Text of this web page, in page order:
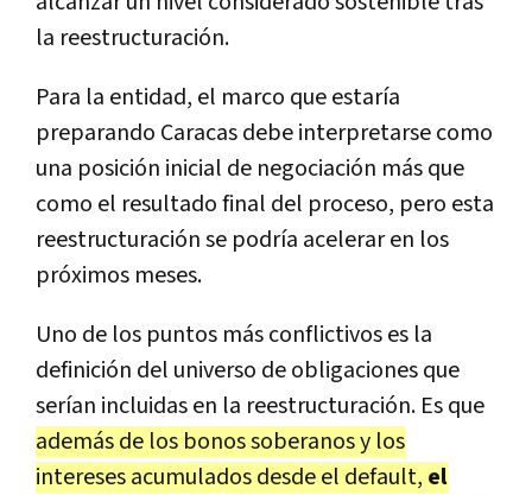
la reestructuración.
Para la entidad, el marco que estaría
preparando Caracas debe interpretarse como
una posición inicial de negociación más que
como el resultado final del proceso, pero esta
reestructuración se podría acelerar en los
próximos meses.
Uno de los puntos más conflictivos es la
definición del universo de obligaciones que
serían incluidas en la reestructuración. Es que
además de los bonos soberanos y los
intereses acumulados desde el default, el